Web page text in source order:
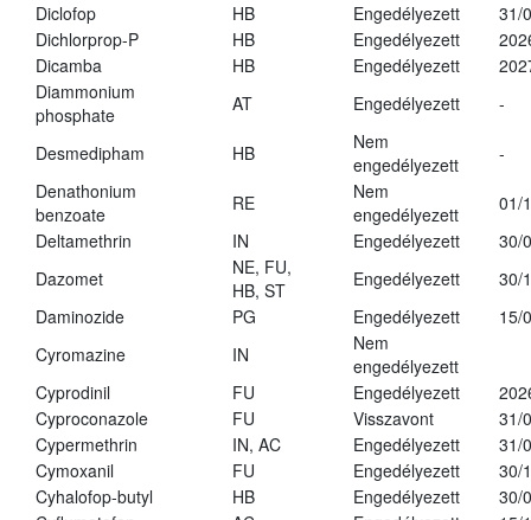
Diclofop
HB Engedélyezett
31/
Dichlorprop-P
HB Engedélyezett
Dicamba
HB Engedélyezett
Diammonium
phosphate
AT Engedélyezett -
Desmedipham HB
Nem
engedélyezett
-
Denathonium
benzoate
RE
Nem
engedélyezett
01/
Deltamethrin
IN Engedélyezett
30/
Dazomet
NE, FU,
HB, ST
Engedélyezett
30/
Daminozide
PG Engedélyezett
15/
Cyromazine
IN
Nem
engedélyezett
Cyprodinil
FU Engedélyezett
Cyproconazole
FU Visszavont
31/
Cypermethrin
IN, AC Engedélyezett
31/
Cymoxanil
FU Engedélyezett
30/
Cyhalofop-butyl
HB Engedélyezett
30/